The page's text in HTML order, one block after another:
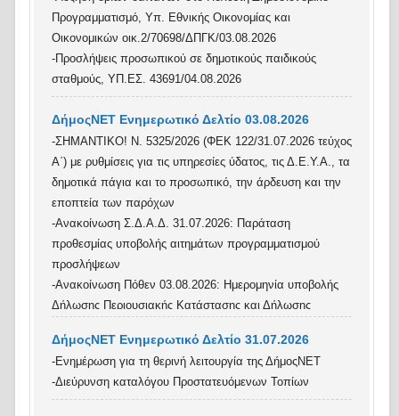
Προγραμματισμό, Υπ. Εθνικής Οικονομίας και
Οικονομικών οικ.2/70698/ΔΠΓΚ/03.08.2026
-Προσλήψεις προσωπικού σε δημοτικούς παιδικούς
σταθμούς, ΥΠ.ΕΣ. 43691/04.08.2026
ΔήμοςΝΕΤ Ενημερωτικό Δελτίο 03.08.2026
-ΣΗΜΑΝΤΙΚΟ! Ν. 5325/2026 (ΦΕΚ 122/31.07.2026 τεύχος
Α΄) με ρυθμίσεις για τις υπηρεσίες ύδατος, τις Δ.Ε.Υ.Α., τα
δημοτικά πάγια και το προσωπικό, την άρδευση και την
εποπτεία των παρόχων
-Ανακοίνωση Σ.Δ.Α.Δ. 31.07.2026: Παράταση
προθεσμίας υποβολής αιτημάτων προγραμματισμού
προσλήψεων
-Ανακοίνωση Πόθεν 03.08.2026: Ημερομηνία υποβολής
Δήλωσης Περιουσιακής Κατάστασης και Δήλωσης
-Γνωστοποίηση λειτουργίας επιχειρήσεων στάθμευσης και
φύλαξης σκαφών, Υπ. Ναυτιλίας και Νησιωτικής
Πολιτικής 3152.3/ 54804 /2026/03.08.2026
ΔήμοςΝΕΤ Ενημερωτικό Δελτίο 31.07.2026
-Ενημέρωση για τη θερινή λειτουργία της ΔήμοςΝΕΤ
-Διεύρυνση καταλόγου Προστατευόμενων Τοπίων